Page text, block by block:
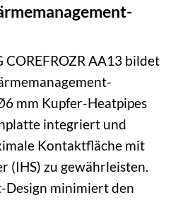
COREFROZR AA13 bildet
mm Kupfer-Heatpipes
integriert und
Kontaktfläche mit
(IHS) zu gewährleisten.
Design minimiert den